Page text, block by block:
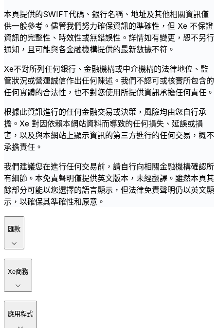
本頁提供的SWIFT代碼、銀行名稱、地址及其他相關資訊僅
供一般參考。儘管我們努力確保資訊的準確性，但 Xe 不保證
資訊的完整性、時效性或無錯誤性。詳情如有變更，恕不另行
通知，且可能與各金融機構提供的最新數據不符。
Xe不對所列任何銀行、金融機構或中介機構的法律地位、監
管狀況或營運誠信作出任何陳述。我們不認可或核實所包含的
任何實體的合法性，也不對您使用所提供資訊承擔任何責任。
根據此資訊進行的任何金融交易或決策，風險均由您自行承
擔。Xe 對因依賴本網站資料而導致的任何損失、延誤或損
害，以及與本網站上顯示資訊的第三方進行的任何交易，概不
承擔責任。
我們建議您在進行任何交易前，請自行向相關金融機構確認所
有細節。本免責聲明僅提供英文版本，未經翻譯。雖然本頁其
餘部分可能以您選擇的語言顯示，但法律免責聲明仍以英文顯
示，以確保其準確性和原意。
匯款
Xe商務
應用程式